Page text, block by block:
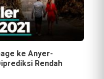
ke Anyer-
Rendah